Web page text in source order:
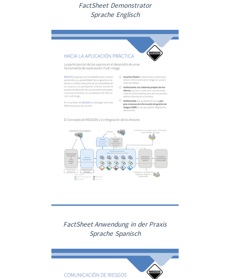
FactSheet Demonstrator
Sprache Englisch
FactSheet Anwendung in der Praxis
Sprache Spanisch